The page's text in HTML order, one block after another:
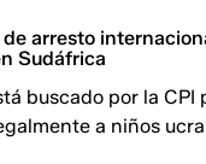
arresto
Sudáfrica
buscado por la CPI
a niños